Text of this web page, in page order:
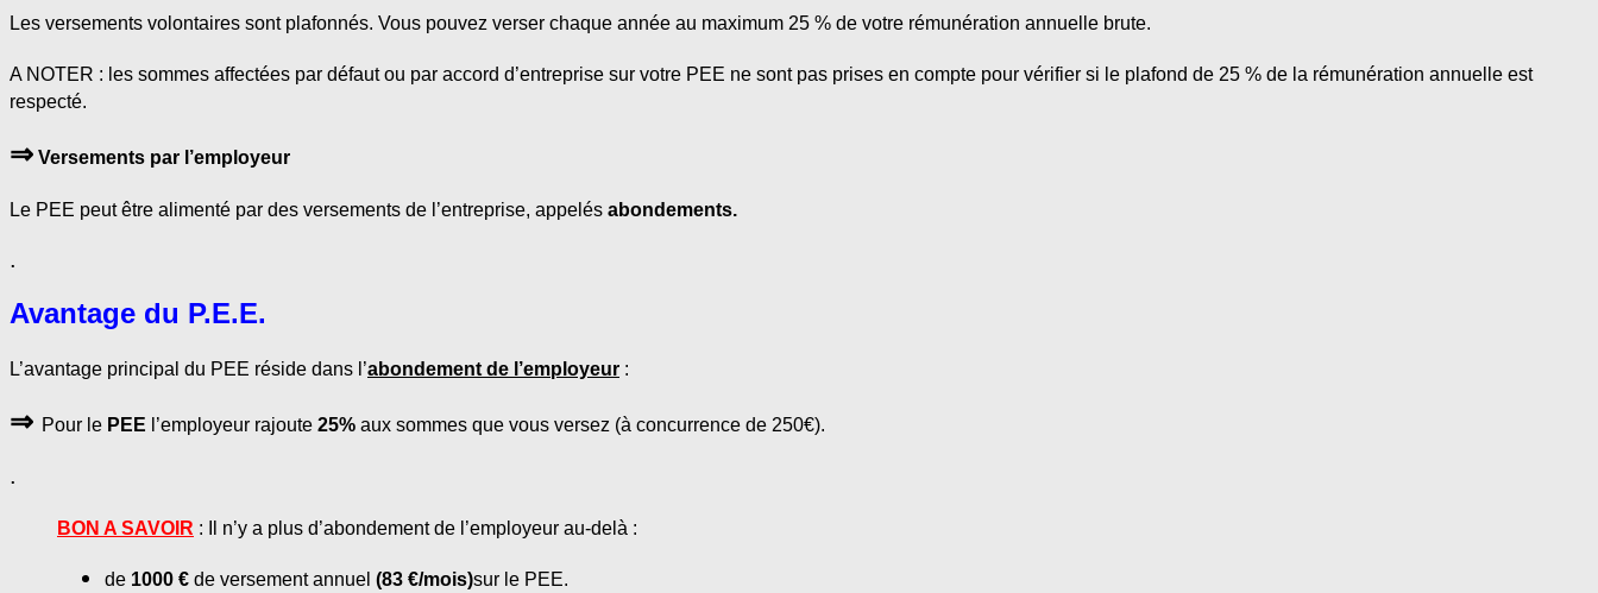
Les versements volontaires sont plafonnés. Vous pouvez verser chaque année au maximum 25 % de votre rémunération annuelle brute.
A NOTER : les sommes affectées par défaut ou par accord d’entreprise sur votre PEE ne sont pas prises en compte pour vérifier si le plafond de 25 % de la rémunération annuelle est
respecté.
⇒ Versements par l’employeur
Le PEE peut être alimenté par des versements de l’entreprise, appelés abondements.
.
Avantage du P.E.E.
L’avantage principal du PEE réside dans l’abondement de l’employeur :
⇒ Pour le PEE l’employeur rajoute 25% aux sommes que vous versez (à concurrence de 250€).
.
BON A SAVOIR : Il n’y a plus d’abondement de l’employeur au-delà :
de 1000 € de versement annuel (83 €/mois)sur le PEE.